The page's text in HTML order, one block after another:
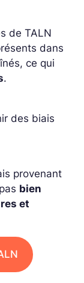
de TALN
dans
ce qui
.
des biais
provenant
bien
et